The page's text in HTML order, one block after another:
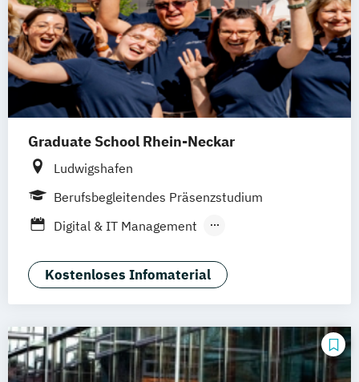
Graduate School Rhein-Neckar
Ludwigshafen
Berufsbegleitendes Präsenzstudium
Digital & IT Management
Kostenloses Infomaterial